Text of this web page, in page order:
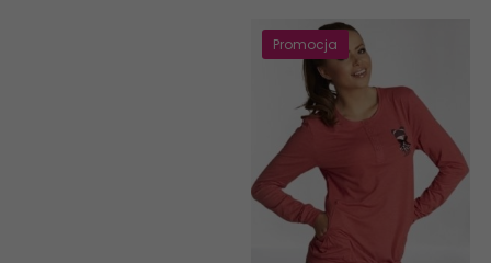
Promocja